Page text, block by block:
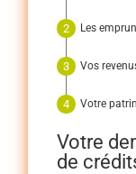
Les
Vos
Votre
Votre
de